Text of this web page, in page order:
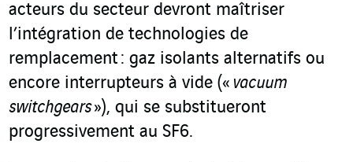
acteurs du secteur devront maîtriser
l’intégration de technologies de
remplacement : gaz isolants alternatifs ou
encore interrupteurs à vide (« vacuum
switchgears»), qui se substitueront
progressivement au SF6.